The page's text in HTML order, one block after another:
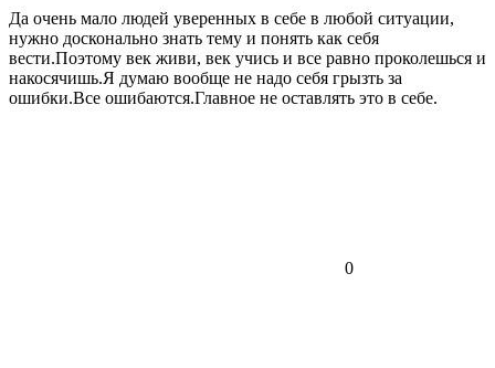
Да очень мало людей уверенных в себе в любой ситуации,
нужно досконально знать тему и понять как себя
вести.Поэтому век живи, век учись и все равно проколешься и
накосячишь.Я думаю вообще не надо себя грызть за
ошибки.Все ошибаются.Главное не оставлять это в себе.
0